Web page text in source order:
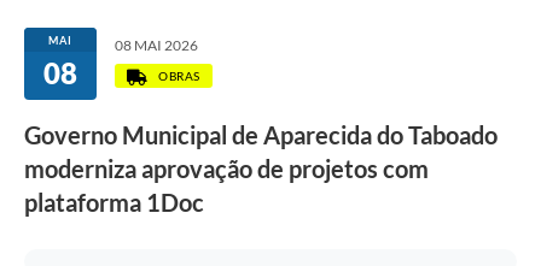
MAI
08
08 MAI 2026
OBRAS
Governo Municipal de Aparecida do Taboado
moderniza aprovação de projetos com
plataforma 1Doc